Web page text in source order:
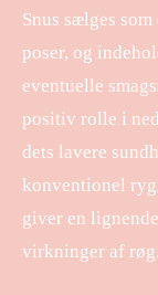
Snus sælges
poser, og
eventuelle
positiv rolle i
dets lavere
konventionel
giver en
virkninger af røg.